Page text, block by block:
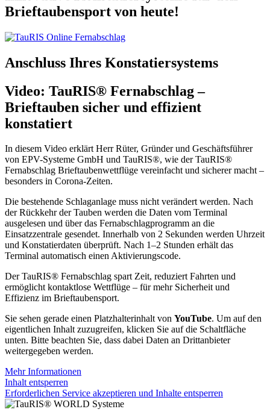
Brieftaubensport von heute!
Anschluss Ihres Konstatiersystems
Video: TauRIS® Fernabschlag –
Brieftauben sicher und effizient
konstatiert
In diesem Video erklärt Herr Rüter, Gründer und Geschäftsführer
von EPV-Systeme GmbH und TauRIS®, wie der TauRIS®
Fernabschlag Brieftaubenwettflüge vereinfacht und sicherer macht –
besonders in Corona-Zeiten.
Die bestehende Schlaganlage muss nicht verändert werden. Nach
der Rückkehr der Tauben werden die Daten vom Terminal
ausgelesen und über das Fernabschlagprogramm an die
Einsatzzentrale gesendet. Innerhalb von 2 Sekunden werden Uhrzeit
und Konstatierdaten überprüft. Nach 1–2 Stunden erhält das
Terminal automatisch einen Aktivierungscode.
Der TauRIS® Fernabschlag spart Zeit, reduziert Fahrten und
ermöglicht kontaktlose Wettflüge – für mehr Sicherheit und
Effizienz im Brieftaubensport.
Sie sehen gerade einen Platzhalterinhalt von YouTube. Um auf den
eigentlichen Inhalt zuzugreifen, klicken Sie auf die Schaltfläche
unten. Bitte beachten Sie, dass dabei Daten an Drittanbieter
weitergegeben werden.
Mehr Informationen
Inhalt entsperren
Erforderlichen Service akzeptieren und Inhalte entsperren